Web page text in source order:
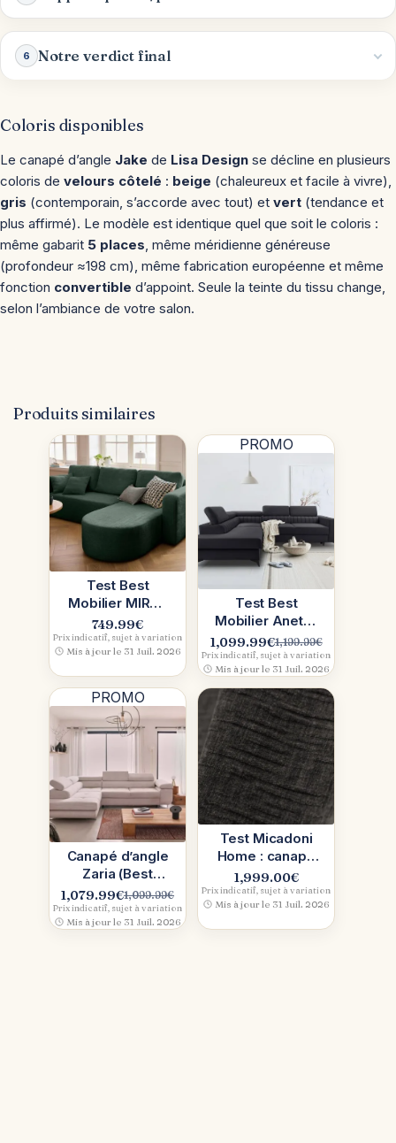
6 Notre verdict final
Coloris disponibles
Le canapé d’angle Jake de Lisa Design se décline en plusieurs
coloris de velours côtelé : beige (chaleureux et facile à vivre),
gris (contemporain, s’accorde avec tout) et vert (tendance et
plus affirmé). Le modèle est identique quel que soit le coloris :
même gabarit 5 places, même méridienne généreuse
(profondeur ≈198 cm), même fabrication européenne et même
fonction convertible d’appoint. Seule la teinte du tissu change,
selon l’ambiance de votre salon.
Produits similaires
Test Best
Mobilier MIRO :
canapé d’angle
convertible
réversible
749.99€
Prix indicatif, sujet à variation
Mis à jour le 31 Juil. 2026
PROMO
Test Best
Mobilier Aneta :
canapé d’angle
gauche
convertible en
velours
1,199.99€
Le
prix
initial
était :
1,199.99€.
1,099.99€
Le
prix
actuel
est :
1,099.99€.
Prix indicatif, sujet à variation
Mis à jour le 31 Juil. 2026
PROMO
Canapé d’angle
Zaria (Best
Mobilier) :
velours côtelé
1,099.99€
Le
prix
initial
1,079.99€
Le
prix
actuel
Prix indicatif, sujet à variation
Mis à jour le 31 Juil. 2026
Test Micadoni
Home : canapé
d’angle en tissu
chenille gris,
notre avis
1,999.00€
Prix indicatif, sujet à variation
Mis à jour le 31 Juil. 2026